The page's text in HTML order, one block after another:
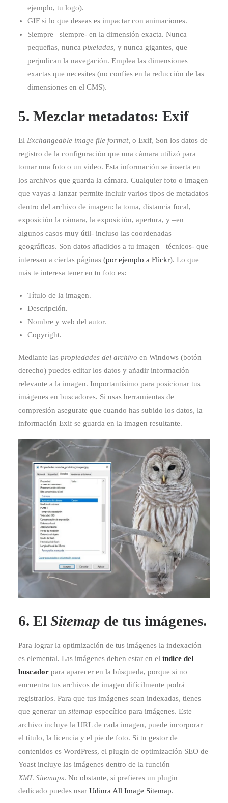
ejemplo, tu logo).
GIF si lo que deseas es impactar con animaciones.
Siempre –siempre- en la dimensión exacta. Nunca
pequeñas, nunca pixeladas, y nunca gigantes, que
perjudican la navegación. Emplea las dimensiones
exactas que necesites (no confíes en la reducción de las
dimensiones en el CMS).
5. Mezclar metadatos: Exif
El Exchangeable image file format, o Exif, Son los datos de
registro de la configuración que una cámara utilizó para
tomar una foto o un video. Esta información se inserta en
los archivos que guarda la cámara. Cualquier foto o imagen
que vayas a lanzar permite incluir varios tipos de metadatos
dentro del archivo de imagen: la toma, distancia focal,
exposición la cámara, la exposición, apertura, y –en
algunos casos muy útil- incluso las coordenadas
geográficas. Son datos añadidos a tu imagen –técnicos- que
interesan a ciertas páginas (por ejemplo a Flickr). Lo que
más te interesa tener en tu foto es:
Título de la imagen.
Descripción.
Nombre y web del autor.
Copyright.
Mediante las propiedades del archivo en Windows (botón
derecho) puedes editar los datos y añadir información
relevante a la imagen. Importantísimo para posicionar tus
imágenes en buscadores. Si usas herramientas de
compresión asegurate que cuando has subido los datos, la
información Exif se guarda en la imagen resultante.
6. El Sitemap de tus imágenes.
Para lograr la optimización de tus imágenes la indexación
es elemental. Las imágenes deben estar en el índice del
buscador para aparecer en la búsqueda, porque si no
encuentra tus archivos de imagen difícilmente podrá
registrarlos. Para que tus imágenes sean indexadas, tienes
que generar un sitemap específico para imágenes. Este
archivo incluye la URL de cada imagen, puede incorporar
el título, la licencia y el pie de foto. Si tu gestor de
contenidos es WordPress, el plugin de optimización SEO de
Yoast incluye las imágenes dentro de la función
XML Sitemaps. No obstante, si prefieres un plugin
dedicado puedes usar Udinra All Image Sitemap.